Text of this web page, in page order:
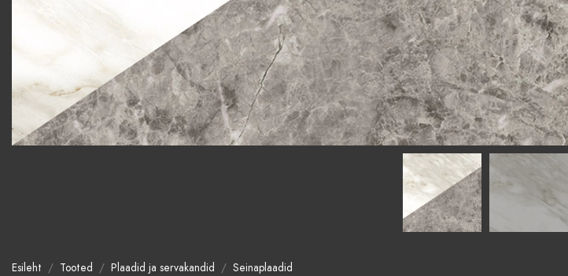
Esileht / Tooted / Plaadid ja servakandid / Seinaplaadid